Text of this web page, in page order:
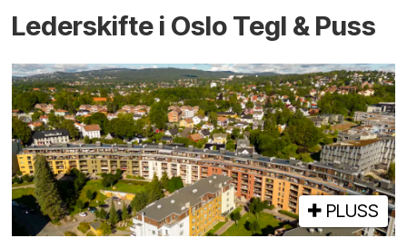
Lederskifte i Oslo Tegl & Puss
PLUSS